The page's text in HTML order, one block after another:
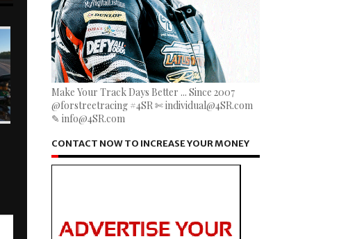
Make Your Track Days Better ... Since 2007
@forstreetracing #4SR ✄ individual@4SR.com
✎ info@4SR.com
CONTACT NOW TO INCREASE YOUR MONEY